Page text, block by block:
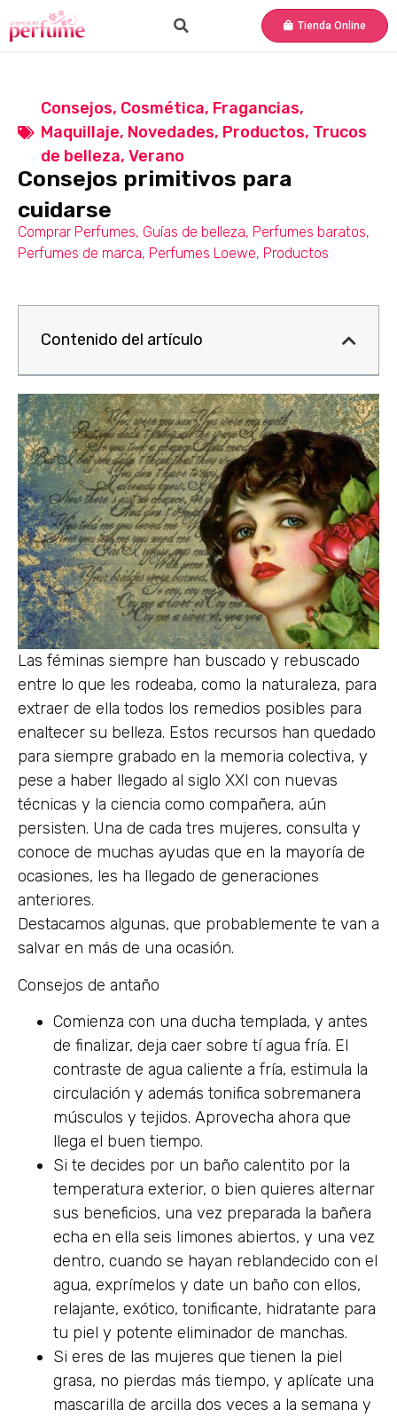
Tienda Online
Consejos, Cosmética, Fragancias,
Maquillaje, Novedades, Productos, Trucos
de belleza, Verano
Consejos primitivos para
cuidarse
Comprar Perfumes, Guías de belleza, Perfumes baratos,
Perfumes de marca, Perfumes Loewe, Productos
Contenido del artículo
Las féminas siempre han buscado y rebuscado
entre lo que les rodeaba, como la naturaleza, para
extraer de ella todos los remedios posibles para
enaltecer su belleza. Estos recursos han quedado
para siempre grabado en la memoria colectiva, y
pese a haber llegado al siglo XXI con nuevas
técnicas y la ciencia como compañera, aún
persisten. Una de cada tres mujeres, consulta y
conoce de muchas ayudas que en la mayoría de
ocasiones, les ha llegado de generaciones
anteriores.
Destacamos algunas, que probablemente te van a
salvar en más de una ocasión.
Consejos de antaño
Comienza con una ducha templada, y antes
de finalizar, deja caer sobre tí agua fría. El
contraste de agua caliente a fría, estimula la
circulación y además tonifica sobremanera
músculos y tejidos. Aprovecha ahora que
llega el buen tiempo.
Si te decides por un baño calentito por la
temperatura exterior, o bien quieres alternar
sus beneficios, una vez preparada la bañera
echa en ella seis limones abiertos, y una vez
dentro, cuando se hayan reblandecido con el
agua, exprímelos y date un baño con ellos,
relajante, exótico, tonificante, hidratante para
tu piel y potente eliminador de manchas.
Si eres de las mujeres que tienen la piel
grasa, no pierdas más tiempo, y aplícate una
mascarilla de arcilla dos veces a la semana y